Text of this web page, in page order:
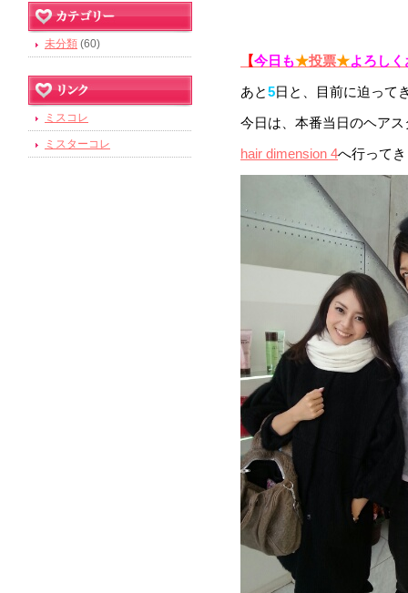
【今日も★投票★よろし
あと5日と、目前に迫って
今日は、本番当日のヘア
hair dimension 4へ行って
未分類 (60)
ミスコレ
ミスターコレ